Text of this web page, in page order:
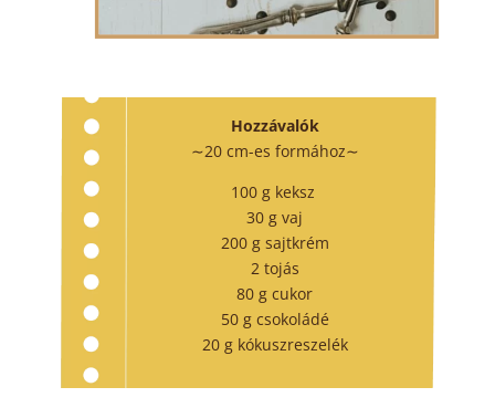
Hozzávalók
∼20 cm-es formához∼
100 g keksz
30 g vaj
200 g sajtkrém
2 tojás
80 g cukor
50 g csokoládé
20 g kókuszreszelék